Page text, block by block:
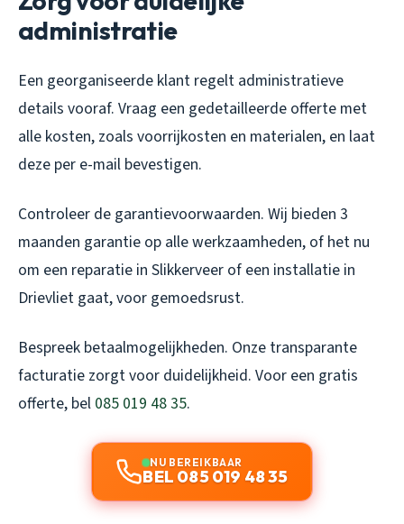
administratie
Een georganiseerde klant regelt administratieve
details vooraf. Vraag een gedetailleerde offerte met
alle kosten, zoals voorrijkosten en materialen, en laat
deze per e-mail bevestigen.
Controleer de garantievoorwaarden. Wij bieden 3
maanden garantie op alle werkzaamheden, of het nu
om een reparatie in Slikkerveer of een installatie in
Drievliet gaat, voor gemoedsrust.
Bespreek betaalmogelijkheden. Onze transparante
facturatie zorgt voor duidelijkheid. Voor een gratis
offerte, bel 085 019 48 35.
NU BEREIKBAAR
BEL 085 019 48 35